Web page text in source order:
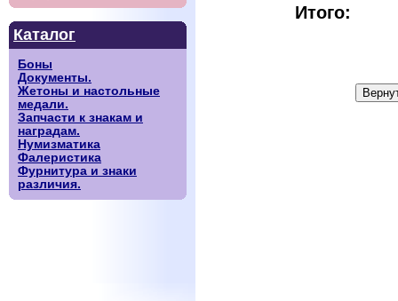
Каталог
Боны
Документы.
Жетоны и настольные
медали.
Запчасти к знакам и
наградам.
Нумизматика
Фалеристика
Фурнитура и знаки
различия.
Итого: